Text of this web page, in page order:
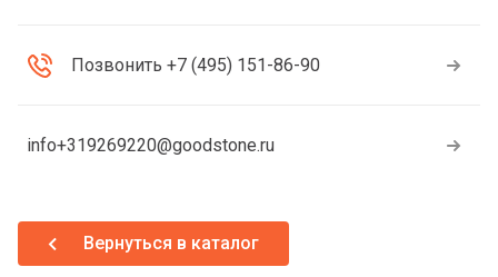
Позвонить +7 (495) 151-86-90
info+319269220@goodstone.ru
Вернуться в каталог